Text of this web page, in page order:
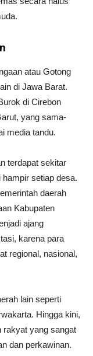
atau Gotong
di Jawa Barat.
di Cirebon
yang sama-
media tandu.
terdapat sekitar
setiap desa.
daerah
Kabupaten
ajang
karena para
regional, nasional,
lain seperti
Hingga kini,
rakyat yang sangat
dan perkawinan.